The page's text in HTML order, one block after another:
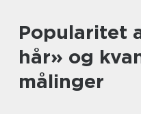
Popularitet
hår» og
målinger